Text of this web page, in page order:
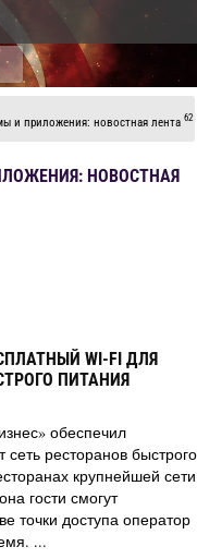
и приложения: новостная лента 62
НОВОСТНАЯ
WI-FI ДЛЯ
ПИТАНИЯ
обеспечил
ресторанов быстрого
крупнейшей сети
гости смогут
точки доступа оператор
...